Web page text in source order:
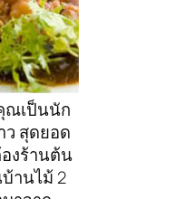
ณเป็นนัก
ว สุดยอด
งร้านต้น
านไม้ 2